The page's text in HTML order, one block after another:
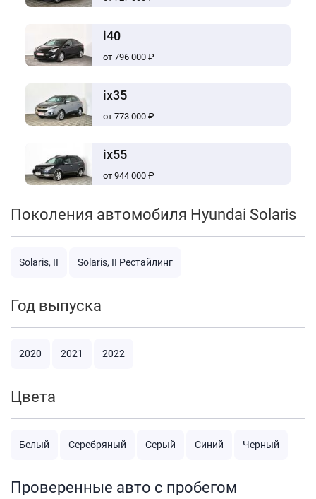
i40
от 796 000 ₽
ix35
от 773 000 ₽
ix55
от 944 000 ₽
Поколения автомобиля Hyundai Solaris
Solaris, II Solaris, II Рестайлинг
Год выпуска
2020 2021 2022
Цвета
Белый Серебряный Серый Синий Черный
Проверенные авто с пробегом